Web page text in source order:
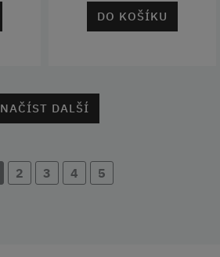
DO KOŠÍKU
NAČÍST DALŠÍ
2 3 4 5